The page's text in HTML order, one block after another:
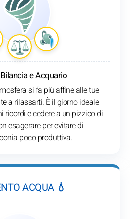
e Acquario
si fa più affine alle tue
a rilassarti. È il giorno ideale
ricordi e cedere a un pizzico di
esagerare per evitare di
poco produttiva.
ACQUA 💧